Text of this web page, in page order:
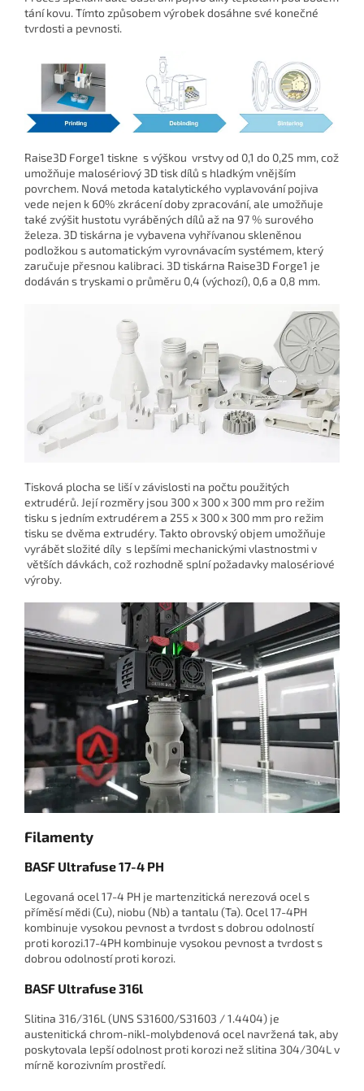
tání kovu. Tímto způsobem výrobek dosáhne své konečné
tvrdosti a pevnosti.
Raise3D Forge1 tiskne s výškou vrstvy od 0,1 do 0,25 mm, což
umožňuje malosériový 3D tisk dílů s hladkým vnějším
povrchem. Nová metoda katalytického vyplavování pojiva
vede nejen k 60% zkrácení doby zpracování, ale umožňuje
také zvýšit hustotu vyráběných dílů až na 97 % surového
železa. 3D tiskárna je vybavena vyhřívanou skleněnou
podložkou s automatickým vyrovnávacím systémem, který
zaručuje přesnou kalibraci. 3D tiskárna Raise3D Forge1 je
dodáván s tryskami o průměru 0,4 (výchozí), 0,6 a 0,8 mm.
Tisková plocha se liší v závislosti na počtu použitých
extrudérů. Její rozměry jsou 300 x 300 x 300 mm pro režim
tisku s jedním extrudérem a 255 x 300 x 300 mm pro režim
tisku se dvěma extrudéry. Takto obrovský objem umožňuje
vyrábět složité díly s lepšími mechanickými vlastnostmi v
větších dávkách, což rozhodně splní požadavky malosériové
výroby.
Filamenty
BASF Ultrafuse 17-4 PH
Legovaná ocel 17-4 PH je martenzitická nerezová ocel s
příměsí mědi (Cu), niobu (Nb) a tantalu (Ta). Ocel 17-4PH
kombinuje vysokou pevnost a tvrdost s dobrou odolností
proti korozi.17-4PH kombinuje vysokou pevnost a tvrdost s
dobrou odolností proti korozi.
BASF Ultrafuse 316l
Slitina 316/316L (UNS S31600/S31603 / 1.4404) je
austenitická chrom-nikl-molybdenová ocel navržená tak, aby
poskytovala lepší odolnost proti korozi než slitina 304/304L v
mírně korozivním prostředí.